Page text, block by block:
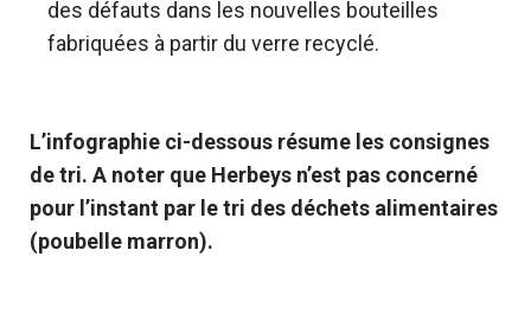
des défauts dans les nouvelles bouteilles
fabriquées à partir du verre recyclé.
L’infographie ci-dessous résume les consignes
de tri. A noter que Herbeys n’est pas concerné
pour l’instant par le tri des déchets alimentaires
(poubelle marron).